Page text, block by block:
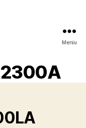
Meniu